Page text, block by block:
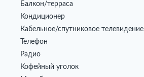
Балкон/терраса
Кондиционер
Кабельное/спутниковое телевидение
Телефон
Радио
Кофейный уголок